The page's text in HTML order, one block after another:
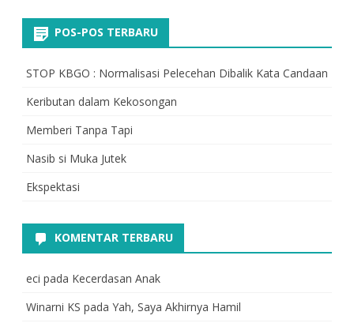
POS-POS TERBARU
STOP KBGO : Normalisasi Pelecehan Dibalik Kata Candaan
Keributan dalam Kekosongan
Memberi Tanpa Tapi
Nasib si Muka Jutek
Ekspektasi
KOMENTAR TERBARU
eci pada Kecerdasan Anak
Winarni KS pada Yah, Saya Akhirnya Hamil